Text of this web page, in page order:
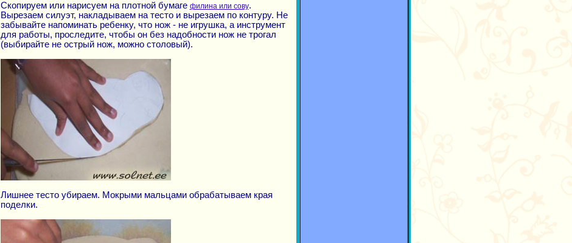
Скопируем или нарисуем на плотной бумаге филина или сову.
Вырезаем силуэт, накладываем на тесто и вырезаем по контуру. Не
забывайте напоминать ребенку, что нож - не игрушка, а инструмент
для работы, проследите, чтобы он без надобности нож не трогал
(выбирайте не острый нож, можно столовый).
Лишнее тесто убираем. Мокрыми мальцами обрабатываем края
поделки.